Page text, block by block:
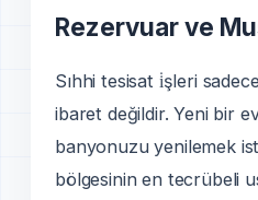
Rezervuar ve
Sıhhi tesisat i̇şleri
ibaret değildir. Yeni bir
banyonuzu yenilemek
bölgesinin en tecrübeli